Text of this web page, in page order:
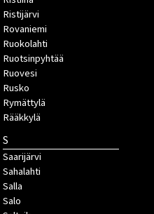
Ristijärvi
Rovaniemi
Ruokolahti
Ruotsinpyhtää
Ruovesi
Rusko
Rymättylä
Rääkkylä
S
Saarijärvi
Sahalahti
Salla
Salo